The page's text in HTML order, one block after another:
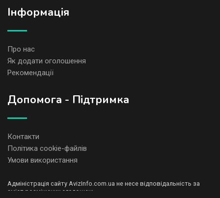
Iнформація
Про нас
Як додати оголошення
Рекомендації
Допомога - Підтримка
Контакти
Політика cookie-файлів
Умови використання
Адміністрація сайту AvizInfo.com.ua не несе відповідальність за
зміст розміщених оголошень.